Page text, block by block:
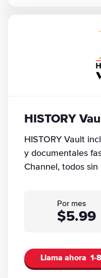
HISTORY
HISTORY Vault
y documentales
Channel, todos sin
Por mes
$5.99
Llama ahora 1-